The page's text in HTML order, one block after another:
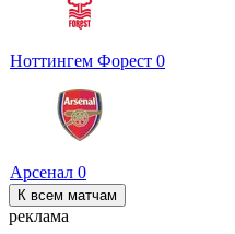
Ноттингем Форест 0
Арсенал 0
К всем матчам
реклама